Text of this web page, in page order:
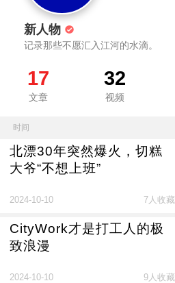
新人物
记录那些不愿汇入江河的水滴。
17
文章
32
视频
时间
北漂30年突然爆火，切糕
大爷“不想上班”
2024-10-10 7人收藏
CityWork才是打工人的极
致浪漫
2024-10-10 9人收藏